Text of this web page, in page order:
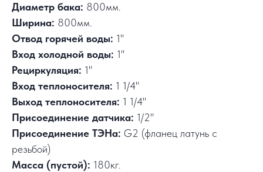
Диаметр бака: 800мм.
Ширина: 800мм.
Отвод горячей воды: 1"
Вход холодной воды: 1"
Рециркуляция: 1"
Вход теплоносителя: 1 1/4"
Выход теплоносителя: 1 1/4"
Присоединение датчика: 1/2"
Присоединение ТЭНа: G2 (фланец латунь с
резьбой)
Масса (пустой): 180кг.